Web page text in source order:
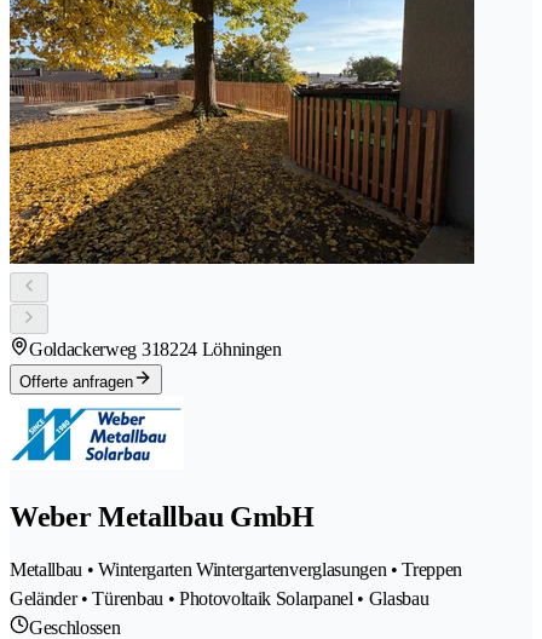
Goldackerweg 318224 Löhningen
Offerte anfragen
Weber Metallbau GmbH
Metallbau • Wintergarten Wintergartenverglasungen • Treppen
Geländer • Türenbau • Photovoltaik Solarpanel • Glasbau
Geschlossen